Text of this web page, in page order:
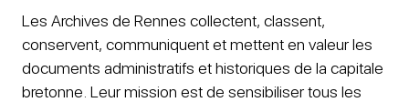
Les Archives de Rennes collectent, classent,
conservent, communiquent et mettent en valeur les
documents administratifs et historiques de la capitale
bretonne. Leur mission est de sensibiliser tous les